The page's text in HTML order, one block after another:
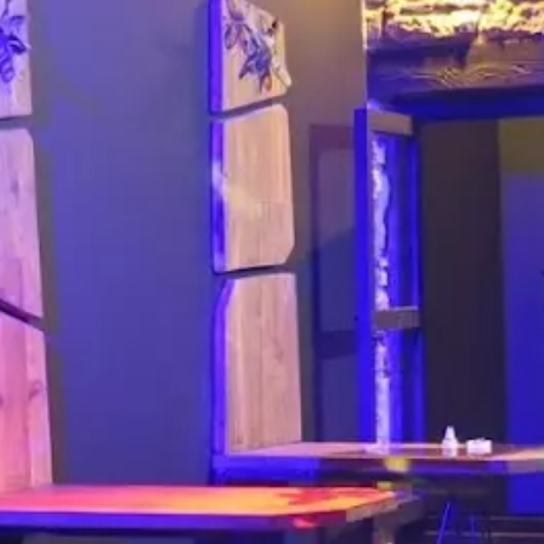
Paramètres de
confidentialité
Afin de faciliter votre navigation et de vous
apporter le meilleur service possible, nous utilisons
des cookies pour améliorer le site aux besoins des
visiteurs, notamment selon la fréquentation.
Nos politique de confidentialité